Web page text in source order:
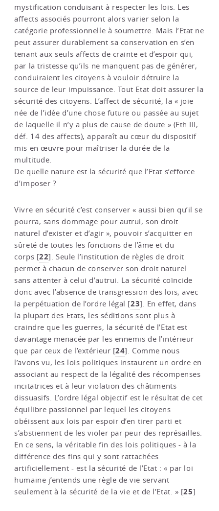
mystification conduisant à respecter les lois. Les
affects associés pourront alors varier selon la
catégorie professionnelle à soumettre. Mais l’Etat ne
peut assurer durablement sa conservation en s’en
tenant aux seuls affects de crainte et d’espoir qui,
par la tristesse qu’ils ne manquent pas de générer,
conduiraient les citoyens à vouloir détruire la
source de leur impuissance. Tout Etat doit assurer la
sécurité des citoyens. L’affect de sécurité, la « joie
née de l’idée d’une chose future ou passée au sujet
de laquelle il n’y a plus de cause de doute » (Eth III,
déf. 14 des affects), apparaît au cœur du dispositif
mis en œuvre pour maîtriser la durée de la
multitude.
De quelle nature est la sécurité que l’Etat s’efforce
d’imposer ?
Vivre en sécurité c’est conserver « aussi bien qu’il se
pourra, sans dommage pour autrui, son droit
naturel d’exister et d’agir », pouvoir s’acquitter en
sûreté de toutes les fonctions de l’âme et du
corps [22] . Seule l’institution de règles de droit
permet à chacun de conserver son droit naturel
sans attenter à celui d’autrui. La sécurité coïncide
donc avec l’absence de transgression des lois, avec
la perpétuation de l’ordre légal [23] . En effet, dans
la plupart des Etats, les séditions sont plus à
craindre que les guerres, la sécurité de l’Etat est
davantage menacée par les ennemis de l’intérieur
que par ceux de l’extérieur [24]
. Comme nous
l’avons vu, les lois politiques instaurent un ordre en
associant au respect de la légalité des récompenses
incitatrices et à leur violation des châtiments
dissuasifs. L’ordre légal objectif est le résultat de cet
équilibre passionnel par lequel les citoyens
obéissent aux lois par espoir d’en tirer parti et
s’abstiennent de les violer par peur des représailles.
En ce sens, la véritable fin des lois politiques - à la
différence des fins qui y sont rattachées
artificiellement - est la sécurité de l’Etat : « par loi
humaine j’entends une règle de vie servant
seulement à la sécurité de la vie et de l’Etat. » [25]